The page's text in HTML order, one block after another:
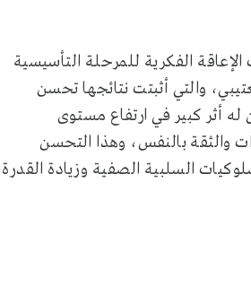
الفكرية للمرحلة التأسيسية
والتي أثبتت نتائجها تحسن
أثر كبير في ارتفاع مستوى
والثقة بالنفس، وهذا التحسن
السلبية الصفية وزيادة القدرة